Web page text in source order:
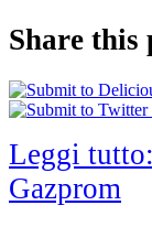
Share this
Leggi
Gazprom